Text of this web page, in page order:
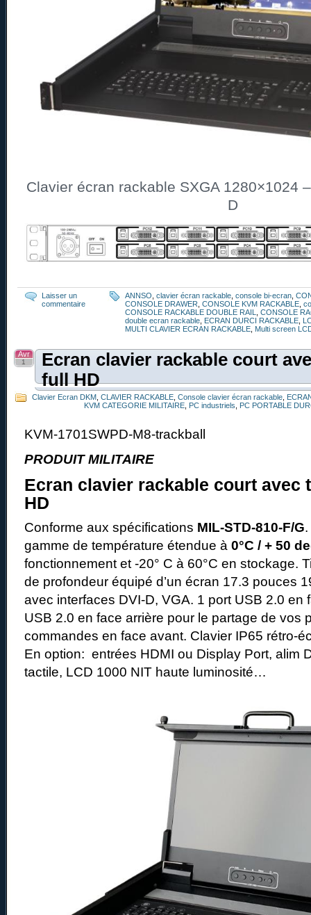
Clavier écran rackable SXGA 1280×1024
D
Laisser un
commentaire
ANNSO clavier écran rackable console bi-ecran
CONSOLE DRAWER CONSOLE KVM RACKABLE
CONSOLE RACKABLE DOUBLE RAIL
CONSOLE
double ecran rackable ECRAN DURCI RACKABLE
MULTI CLAVIER ECRAN RACKABLE Multi screen
Ecran clavier rackable court
full HD
Avr
1
Clavier Ecran DKM CLAVIER RACKABLE Console clavier écran rackable
KVM CATEGORIE MILITAIRE PC industriels PC PORTABLE
KVM-1701SWPD-M8-trackball
PRODUIT MILITAIRE
Ecran clavier rackable court avec
HD
Conforme aux spécifications MIL-STD-810-F/G
gamme de température étendue à 0°C / + 50
fonctionnement et -20° C à 60°C en stockage.
de profondeur équipé d’un écran 17.3 pouces
avec interfaces DVI-D, VGA. 1 port USB 2.0 en
USB 2.0 en face arrière pour le partage de vos
commandes en face avant. Clavier IP65 rétro-
En option: entrées HDMI ou Display Port, alim
tactile, LCD 1000 NIT haute luminosité…